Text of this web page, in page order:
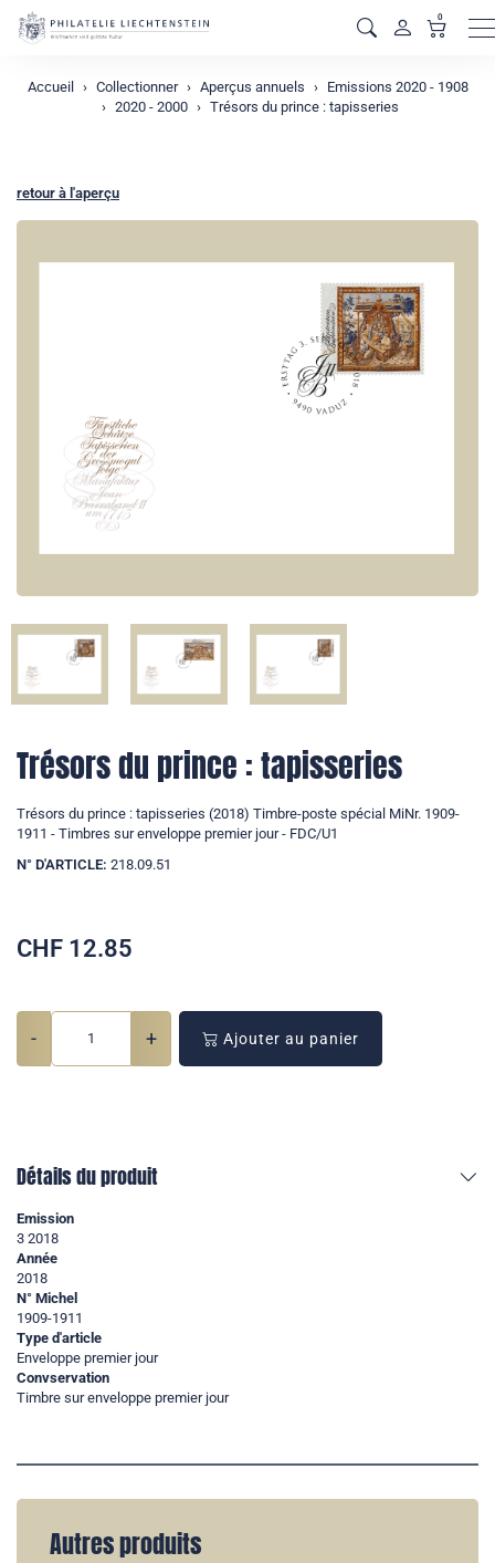
0
Accueil Collectionner Aperçus annuels
Emissions 2020 - 1908
2020 - 2000
Trésors du prince : tapisseries
retour à l'aperçu
Trésors du prince : tapisseries
Trésors du prince : tapisseries (2018) Timbre-poste spécial MiNr. 1909-
1911 - Timbres sur enveloppe premier jour - FDC/U1
N° D'ARTICLE: 218.09.51
CHF 12.85
- + Ajouter au panier
Détails du produit
Emission
3 2018
Année
2018
N° Michel
1909-1911
Type d'article
Enveloppe premier jour
Convservation
Timbre sur enveloppe premier jour
Autres produits